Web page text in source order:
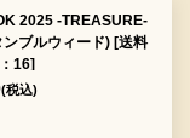
2025 -TREASURE-
ブルウィード) [送料
16]
(税込)